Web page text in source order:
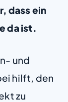
dass ein
da ist.
und
hilft, den
zu